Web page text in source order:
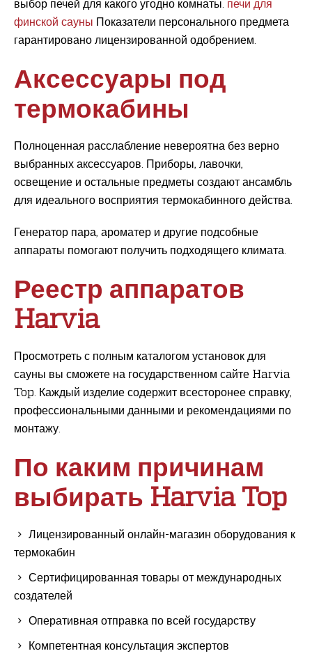
выбор печей для какого угодно комнаты. печи для
финской сауны Показатели персонального предмета
гарантировано лицензированной одобрением.
Аксессуары под
термокабины
Полноценная расслабление невероятна без верно
выбранных аксессуаров. Приборы, лавочки,
освещение и остальные предметы создают ансамбль
для идеального восприятия термокабинного действа.
Генератор пара, ароматер и другие подсобные
аппараты помогают получить подходящего климата.
Реестр аппаратов
Harvia
Просмотреть с полным каталогом установок для
сауны вы сможете на государственном сайте Harvia
Top. Каждый изделие содержит всесторонее справку,
профессиональными данными и рекомендациями по
монтажу.
По каким причинам
выбирать Harvia Top
Лицензированный онлайн-магазин оборудования к
термокабин
Сертифицированная товары от международных
создателей
Оперативная отправка по всей государству
Компетентная консультация экспертов